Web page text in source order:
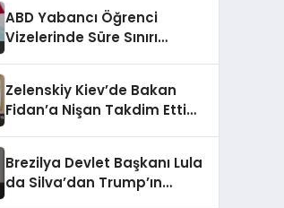
ABD Yabancı Öğrenci
Vizelerinde Süre Sınırı
Zelenskiy Kiev’de Bakan
Fidan’a Nişan Takdim Etti
Brezilya Devlet Başkanı Lula
da Silva’dan Trump’ın